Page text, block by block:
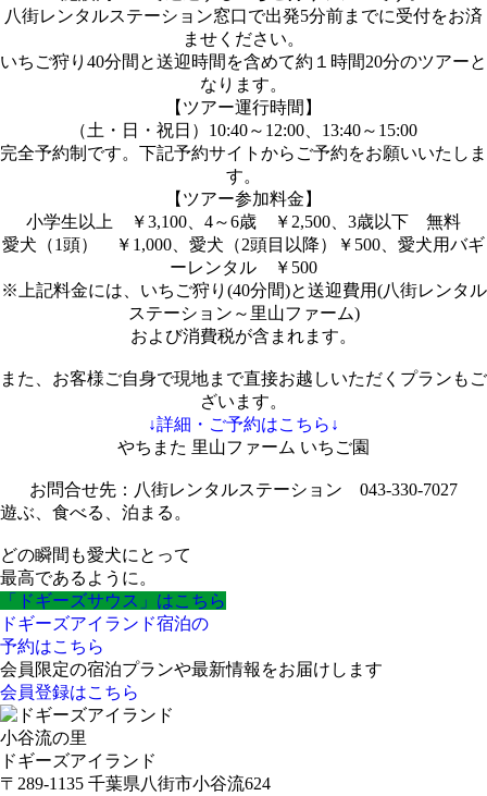
八街レンタルステーション窓口で出発5分前までに受付をお済
ませください。
いちご狩り40分間と送迎時間を含めて約１時間20分のツアーと
なります。
【ツアー運行時間】
（土・日・祝日）10:40～12:00、13:40～15:00
完全予約制です。下記予約サイトからご予約をお願いいたしま
す。
【ツアー参加料金】
小学生以上 ￥3,100、4～6歳 ￥2,500、3歳以下 無料
愛犬（1頭） ￥1,000、愛犬（2頭目以降）￥500、愛犬用バギ
ーレンタル ￥500
※上記料金には、いちご狩り(40分間)と送迎費用(八街レンタル
ステーション～里山ファーム)
および消費税が含まれます。
また、お客様ご自身で現地まで直接お越しいただくプランもご
ざいます。
↓詳細・ご予約はこちら↓
やちまた 里山ファーム いちご園
お問合せ先：八街レンタルステーション 043-330-7027
遊ぶ、食べる、泊まる。
どの瞬間も愛犬にとって
最高であるように。
「ドギーズサウス」はこちら
ドギーズアイランド宿泊の
予約はこちら
会員限定の宿泊プランや最新情報をお届けします
会員登録はこちら
小谷流の里
ドギーズアイランド
〒289-1135 千葉県八街市小谷流624